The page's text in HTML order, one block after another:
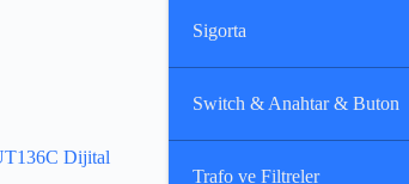
Sigorta
Switch & Anahtar & Buton
Trafo ve Filtreler